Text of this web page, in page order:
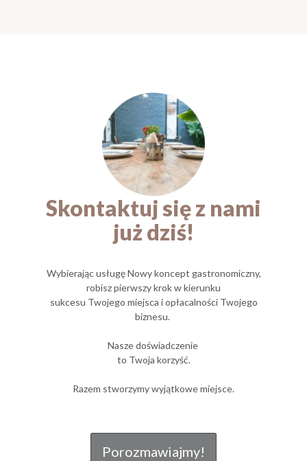
Skontaktuj się z nami
już dziś!
Wybierając usługę Nowy koncept gastronomiczny,
robisz pierwszy krok w kierunku
sukcesu Twojego miejsca i opłacalności Twojego
biznesu.
Nasze doświadczenie
to Twoja korzyść.
Razem stworzymy wyjątkowe miejsce.
Porozmawiajmy!